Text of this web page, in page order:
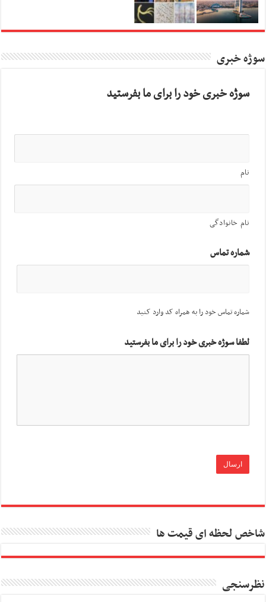
سوژه خبری
سوژه خبری خود را برای ما بفرستید
نام
نام خانوادگی
شماره تماس
شماره تماس خود را به همراه کد وارد کنید
لطفا سوژه خبری خود را برای ما بفرستید
شاخص لحظه ای قیمت ها
نظرسنجی